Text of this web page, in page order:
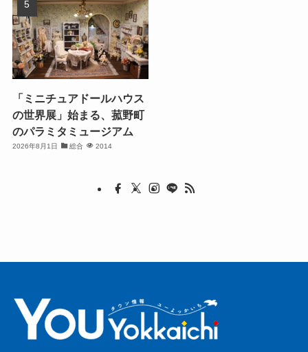
「ミニチュアドールハウス
の世界展」始まる、菰野町
のパラミタミュージアム
2026年8月1日 総合 2014